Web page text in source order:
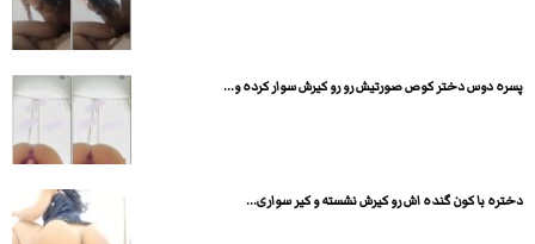
پسره دوس دختر کوص صورتیش رو رو کیرش سوار کرده و...
دختره با کون گنده اش رو کیرش نشسته و کیر سواری...